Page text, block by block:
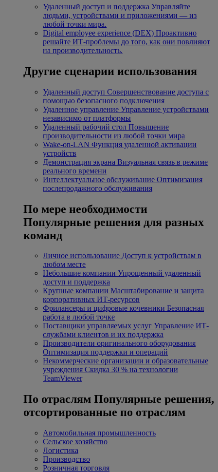
Удаленный доступ и поддержка Управляйте
людьми, устройствами и приложениями — из
любой точки мира.
Digital employee experience (DEX) Проактивно
решайте ИТ-проблемы до того, как они повлияют
на производительность.
Другие сценарии использования
Удаленный доступ Совершенствование доступа с
помощью безопасного подключения
Удаленное управление Управление устройствами
независимо от платформы
Удаленный рабочий стол Повышение
производительности из любой точки мира
Wake-on-LAN Функция удаленной активации
устройств
Демонстрация экрана Визуальная связь в режиме
реального времени
Интеллектуальное обслуживание Оптимизация
послепродажного обслуживания
По мере необходимости
Популярные решения для разных
команд
Личное использование Доступ к устройствам в
любом месте
Небольшие компании Упрощенный удаленный
доступ и поддержка
Крупные компании Масштабирование и защита
корпоративных ИТ-ресурсов
Фрилансеры и цифровые кочевники Безопасная
работа в любой точке
Поставщики управляемых услуг Управление ИТ-
службами клиентов и их поддержка
Производители оригинального оборудования
Оптимизация поддержки и операций
Некоммерческие организации и образовательные
учреждения Скидка 30 % на технологии
TeamViewer
По отраслям Популярные решения,
отсортированные по отраслям
Автомобильная промышленность
Сельское хозяйство
Логистика
Производство
Розничная торговля